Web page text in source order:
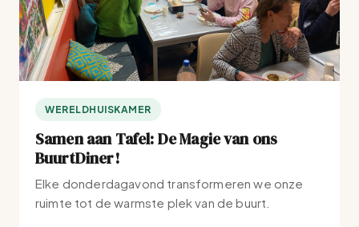
WERELDHUISKAMER
Samen aan Tafel: De Magie van ons
BuurtDiner!
Elke donderdagavond transformeren we onze
ruimte tot de warmste plek van de buurt.